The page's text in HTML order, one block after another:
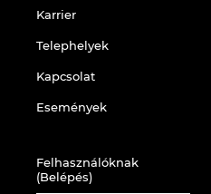
Karrier
Telephelyek
Kapcsolat
Események
Felhasználóknak
(Belépés)